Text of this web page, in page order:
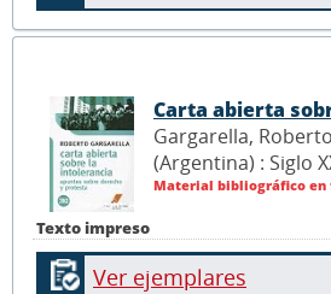
Texto impreso
Carta abierta
Gargarella,
(Argentina) : Siglo
Material bibliográfico en
Ver ejemplares